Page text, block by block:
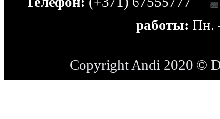
работы: Пн.
Copyright Andi 2020 ©